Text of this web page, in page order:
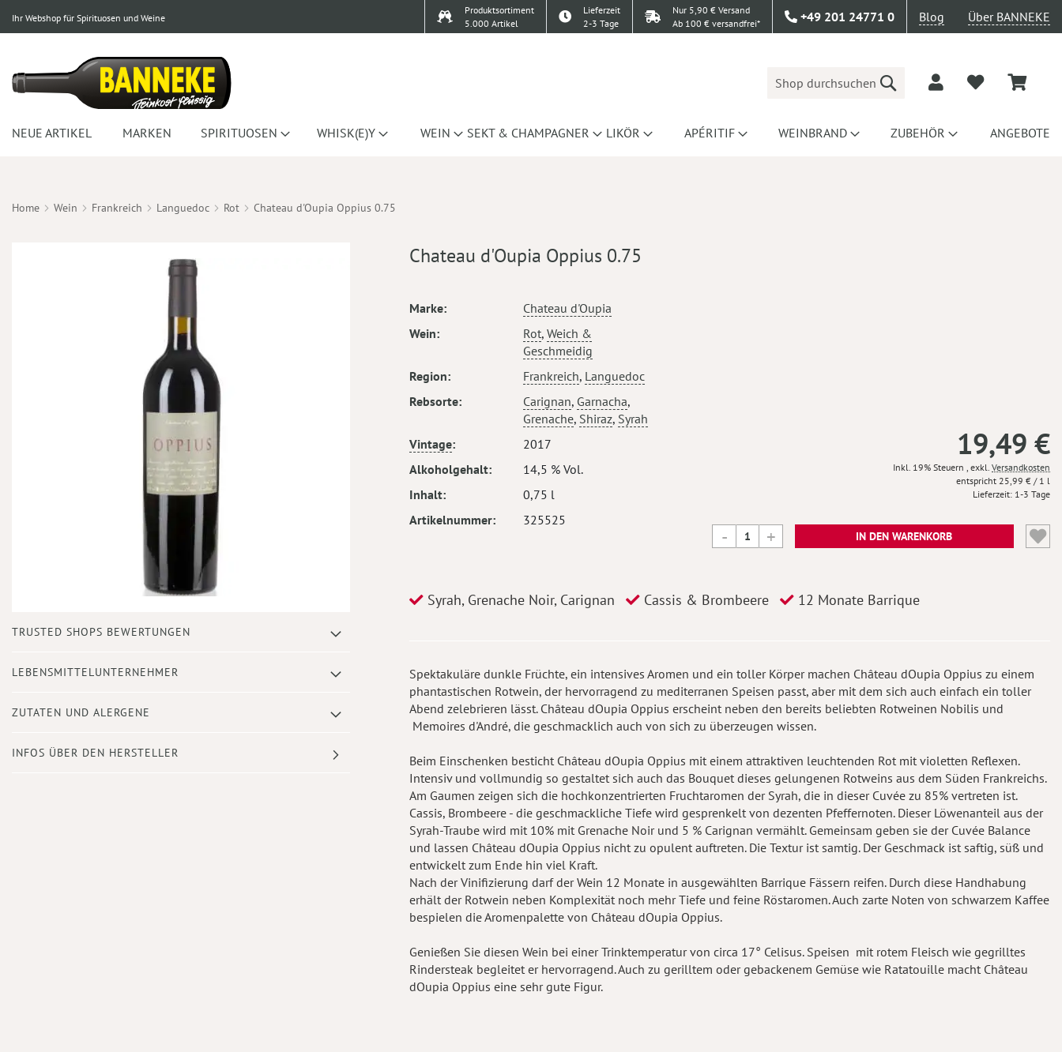
Ihr Webshop für Spirituosen und Weine
Produktsortiment
5.000 Artikel
Lieferzeit
2-3 Tage
Nur 5,90 € Versand
Ab 100 € versandfrei*
+49 201 24771 0 Blog Über BANNEKE
Suche
NEUE ARTIKEL MARKEN SPIRITUOSEN WHISK(E)Y WEIN SEKT & CHAMPAGNER LIKÖR APÉRITIF WEINBRAND ZUBEHÖR ANGEBOTE
Home Wein Frankreich Languedoc Rot Chateau d'Oupia Oppius 0.75
Anfang
Bildergalerie
TRUSTED SHOPS BEWERTUNGEN
LEBENSMITTELUNTERNEHMER
ZUTATEN UND ALERGENE
INFOS ÜBER DEN HERSTELLER
Chateau d'Oupia Oppius 0.75
Mehr
Marke
Chateau d'Oupia
Wein
Rot, Weich &
Geschmeidig
Region
Frankreich, Languedoc
Rebsorte
Carignan, Garnacha,
Grenache, Shiraz, Syrah
Vintage
2017
Alkoholgehalt
14,5 % Vol.
Inhalt
0,75 l
Artikelnummer
325525
19,49 €
Inkl. 19% Steuern , exkl. Versandkosten
25,99 € / 1 l
Lieferzeit 1-3 Tage
IN DEN WARENKORB
Syrah, Grenache Noir, Carignan Cassis & Brombeere 12 Monate Barrique
Spektakuläre dunkle Früchte, ein intensives Aromen und ein toller Körper machen Château dOupia Oppius zu einem
phantastischen Rotwein, der hervorragend zu mediterranen Speisen passt, aber mit dem sich auch einfach ein toller
Abend zelebrieren lässt. Château dOupia Oppius erscheint neben den bereits beliebten Rotweinen Nobilis und
Memoires d'André, die geschmacklich auch von sich zu überzeugen wissen.
Beim Einschenken besticht Château dOupia Oppius mit einem attraktiven leuchtenden Rot mit violetten Reflexen.
Intensiv und vollmundig so gestaltet sich auch das Bouquet dieses gelungenen Rotweins aus dem Süden Frankreichs.
Am Gaumen zeigen sich die hochkonzentrierten Fruchtaromen der Syrah, die in dieser Cuvée zu 85% vertreten ist.
Cassis, Brombeere - die geschmackliche Tiefe wird gesprenkelt von dezenten Pfeffernoten. Dieser Löwenanteil aus der
Syrah-Traube wird mit 10% mit Grenache Noir und 5 % Carignan vermählt. Gemeinsam geben sie der Cuvée Balance
und lassen Château dOupia Oppius nicht zu opulent auftreten. Die Textur ist samtig. Der Geschmack ist saftig, süß und
entwickelt zum Ende hin viel Kraft.
Nach der Vinifizierung darf der Wein 12 Monate in ausgewählten Barrique Fässern reifen. Durch diese Handhabung
erhält der Rotwein neben Komplexität noch mehr Tiefe und feine Röstaromen. Auch zarte Noten von schwarzem Kaffee
bespielen die Aromenpalette von Château dOupia Oppius.
Genießen Sie diesen Wein bei einer Trinktemperatur von circa 17° Celisus. Speisen mit rotem Fleisch wie gegrilltes
Rindersteak begleitet er hervorragend. Auch zu gerilltem oder gebackenem Gemüse wie Ratatouille macht Château
dOupia Oppius eine sehr gute Figur.